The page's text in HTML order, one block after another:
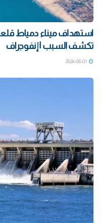
استهداف ميناء دمياط
تكشف السبب | إنفوجراف